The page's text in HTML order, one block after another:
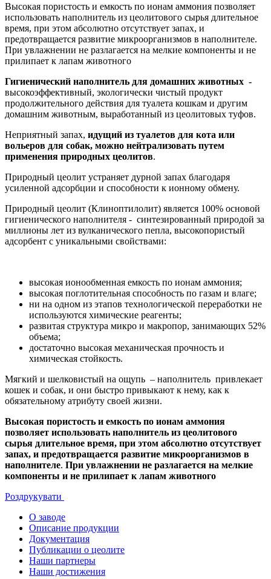
Высокая пористость и емкость по ионам аммония позволяет
использовать наполнитель из цеолитового сырья длительное
время, при этом абсолютно отсутствует запах, и
предотвращается развитие микроорганизмов в наполнителе.
При увлажнении не разлагается на мелкие компоненты и не
прилипает к лапам животного
Гигиенический наполнитель для домашних животных -
высокоэффективный, экологически чистый продукт
продолжительного действия для туалета кошкам и другим
домашним животным, выработанный из цеолитовых туфов.
Неприятный запах, идущий из туалетов для кота или
вольеров для собак, можно нейтрализовать путем
применения природных цеолитов.
Природный цеолит устраняет дурной запах благодаря
усиленной адсорбции и способности к ионному обмену.
Природный цеолит (Клиноптилолит) является 100% основой
гигиенического наполнителя - синтезированный природой за
миллионы лет из вулканического пепла, высокопористый
адсорбент с уникальными свойствами:
высокая ионообменная емкость по ионам аммония;
высокая поглотительная способность по газам и влаге;
ни на одном из этапов технологической переработки не
используются химические реагенты;
развитая структура микро и макропор, занимающих 52%
объема;
достаточно высокая механическая прочность и
химическая стойкость.
Мягкий и шелковистый на ощупь – наполнитель привлекает
кошек и собак, и они быстро привыкают к нему, как к
обязательному атрибуту своей жизни.
Высокая пористость и емкость по ионам аммония
позволяет использовать наполнитель из цеолитового
сырья длительное время, при этом абсолютно отсутствует
запах, и предотвращается развитие микроорганизмов в
наполнителе. При увлажнении не разлагается на мелкие
компоненты и не прилипает к лапам животного
Роздрукувати
О заводе
Описание продукции
Документация
Публикации о цеолите
Наши партнеры
Наши достижения